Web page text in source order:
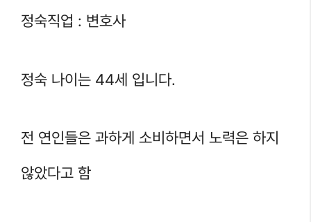
정숙직업 : 변호사
정숙 나이는 44세 입니다.
전 연인들은 과하게 소비하면서 노력은 하지
않았다고 함